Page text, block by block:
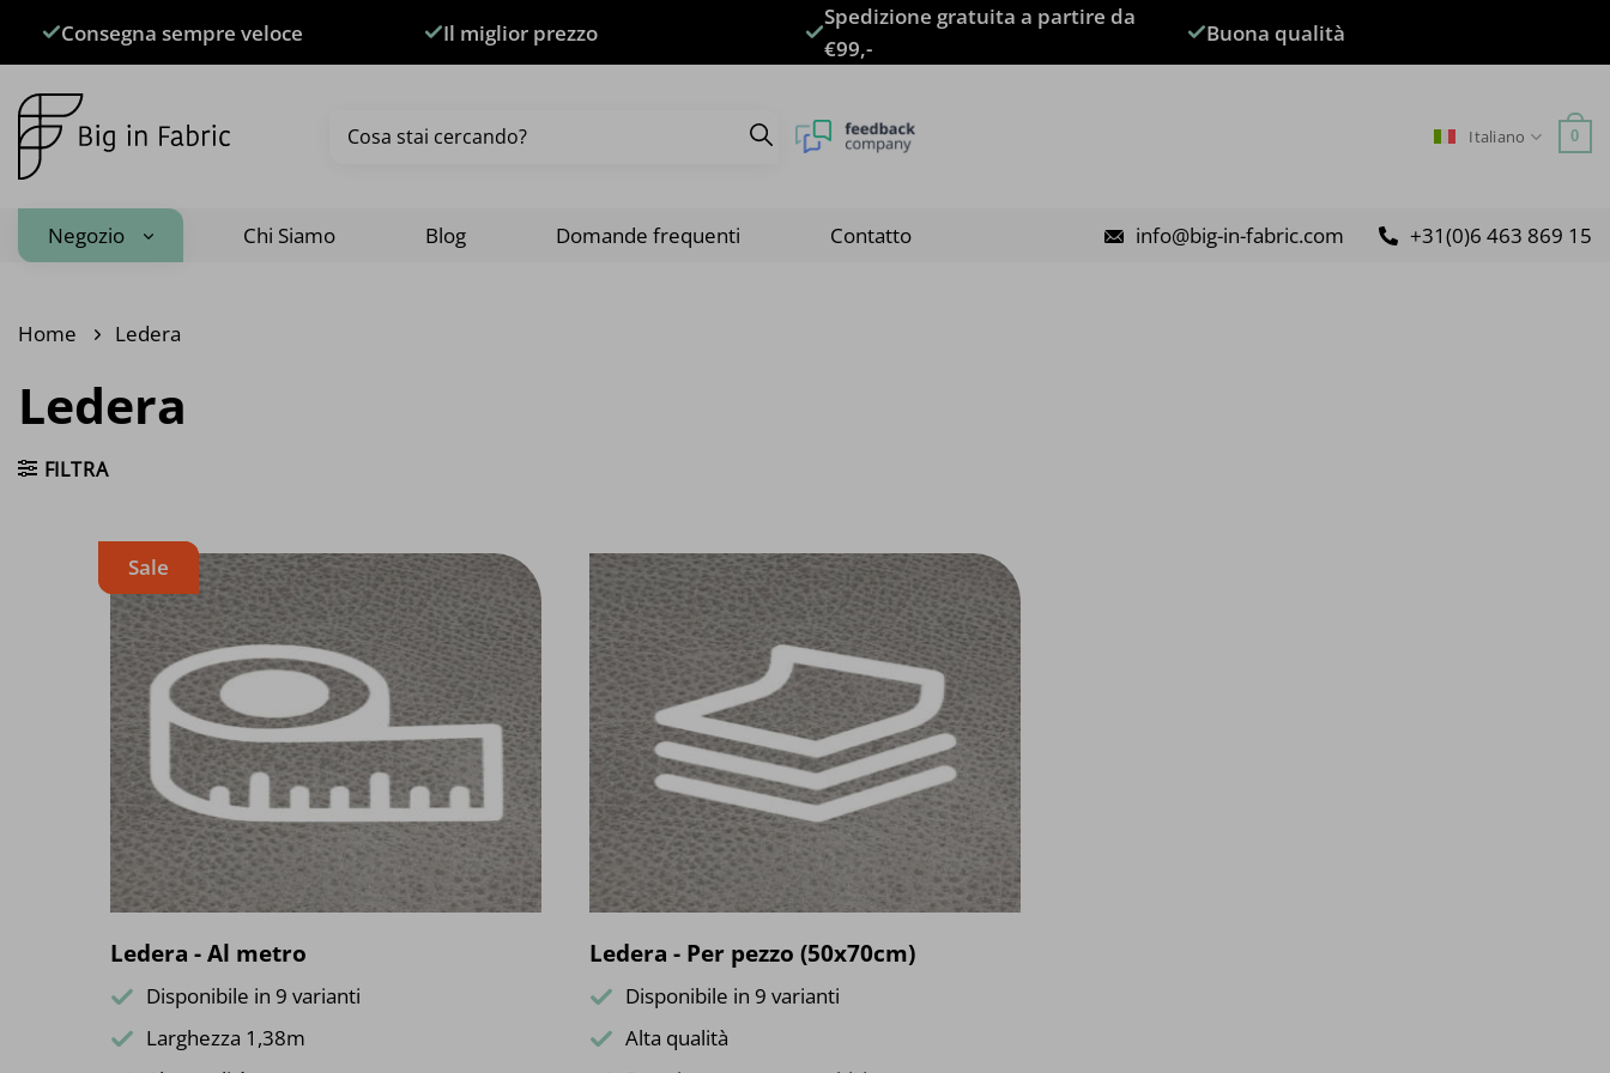
contenuti
Consegna sempre veloce Il miglior prezzo
Spedizione gratuita a partire da
€99,-
Buona qualità
Italiano 0
Negozio Chi Siamo Blog Domande frequenti Contatto info@big-in-fabric.com +31(0)6 463 869 15
Home Ledera
Ledera
FILTRA
Sale
Ledera - Al metro
Disponibile in 9 varianti
Larghezza 1,38m
Ledera - Per pezzo (50x70cm)
Disponibile in 9 varianti
Alta qualità